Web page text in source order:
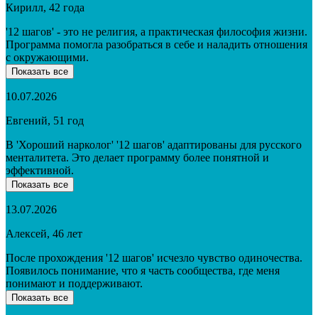
Кирилл, 42 года
'12 шагов' - это не религия, а практическая философия жизни.
Программа помогла разобраться в себе и наладить отношения
с окружающими.
Показать все
10.07.2026
Евгений, 51 год
В 'Хороший нарколог' '12 шагов' адаптированы для русского
менталитета. Это делает программу более понятной и
эффективной.
Показать все
13.07.2026
Алексей, 46 лет
После прохождения '12 шагов' исчезло чувство одиночества.
Появилось понимание, что я часть сообщества, где меня
понимают и поддерживают.
Показать все